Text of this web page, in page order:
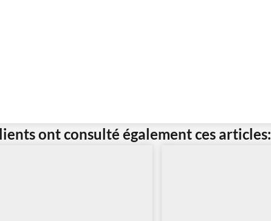
ont consulté également ces articles: